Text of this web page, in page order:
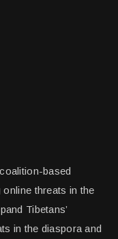
based
threats in the
Tibetans’
in the diaspora and